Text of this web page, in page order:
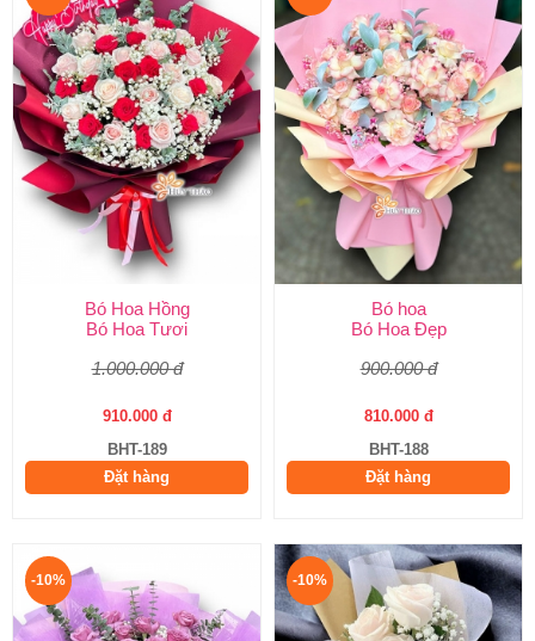
Bó Hoa Hồng
Bó Hoa Tươi
1.000.000 đ
910.000 đ
BHT-189
Đặt hàng
Bó hoa
Bó Hoa Đẹp
900.000 đ
810.000 đ
BHT-188
Đặt hàng
-10% -10%